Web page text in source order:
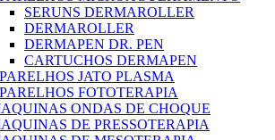
SERUNS DERMAROLLER
DERMAROLLER
DERMAPEN DR. PEN
CARTUCHOS DERMAPEN
JATO PLASMA
FOTOTERAPIA
ONDAS DE CHOQUE
DE PRESSOTERAPIA